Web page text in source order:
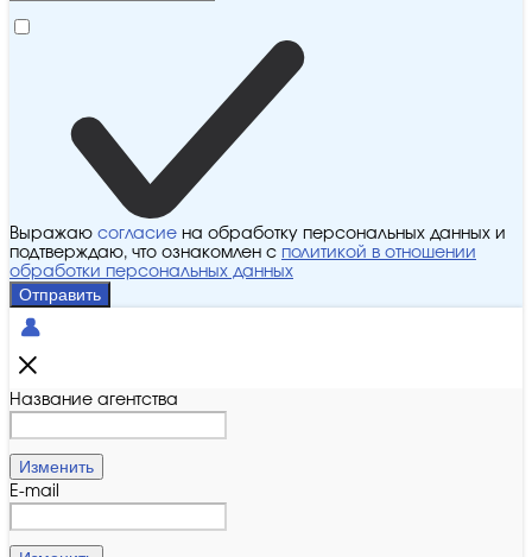
Выражаю согласие на обработку персональных данных и
подтверждаю, что ознакомлен с политикой в отношении
обработки персональных данных
Отправить
Название агентства
Изменить
E-mail